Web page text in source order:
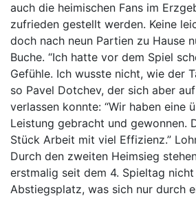
auch die heimischen Fans im
zufrieden gestellt werden. Keine
doch nach neun Partien zu Hause
Buche. “Ich hatte vor dem Spiel
Gefühle. Ich wusste nicht, wie der
so Pavel Dotchev, der sich aber
verlassen konnte: “Wir haben eine
Leistung gebracht und gewonnen.
Stück Arbeit mit viel Effizienz.”
Durch den zweiten Heimsieg
erstmalig seit dem 4. Spieltag
Abstiegsplatz, was sich nur durch